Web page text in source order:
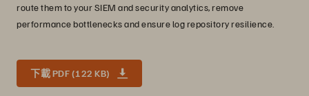
route them to your SIEM and security analytics, remove
performance bottlenecks and ensure log repository resilience.
下載 PDF (122 KB)